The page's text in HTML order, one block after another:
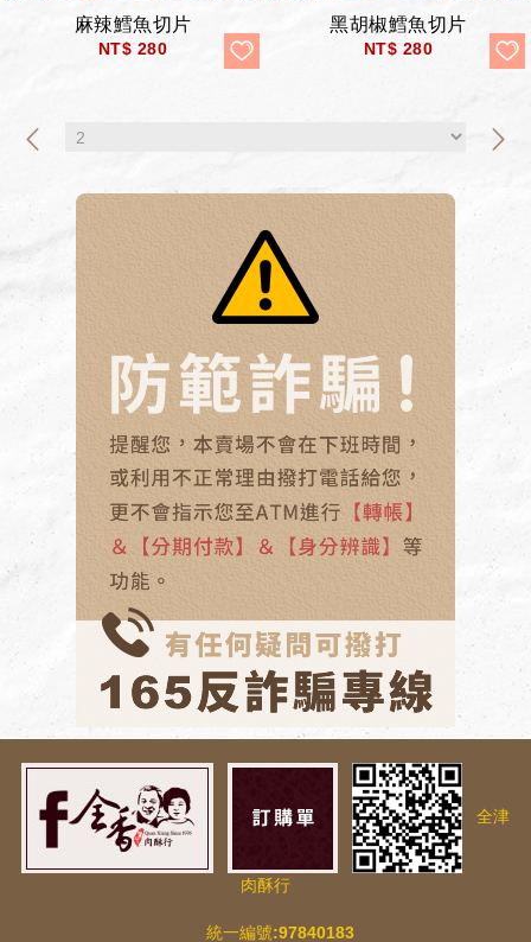
麻辣鱈魚切片
NT$ 280
黑胡椒鱈魚切片
NT$ 280
全津
肉酥行
統一編號:97840183